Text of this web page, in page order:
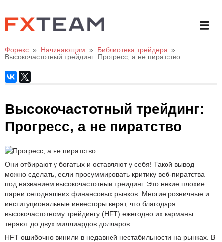
Форекс » Начинающим » Библиотека трейдера »
Высокочастотный трейдинг: Прогресс, а не пиратство
Высокочастотный трейдинг:
Прогресс, а не пиратство
Они отбирают у богатых и оставляют у себя! Такой вывод
можно сделать, если просуммировать критику веб-пиратства
под названием высокочастотный трейдинг. Это некие плохие
парни сегодняшних финансовых рынков. Многие розничные и
институциональные инвесторы верят, что благодаря
высокочастотному трейдингу (HFT) ежегодно их карманы
теряют до двух миллиардов долларов.
HFT ошибочно винили в недавней нестабильности на рынках. В